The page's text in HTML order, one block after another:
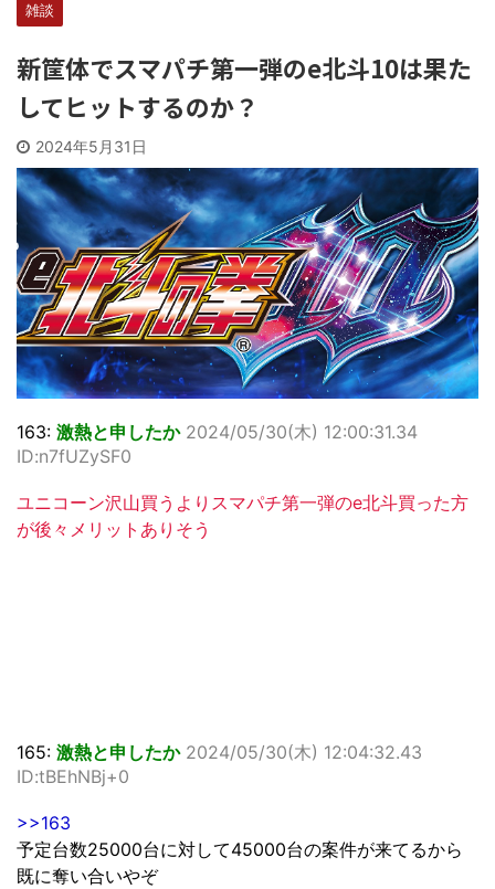
雑談
新筐体でスマパチ第一弾のe北斗10は果た
してヒットするのか？
2024年5月31日
163: 激熱と申したか 2024/05/30(木) 12:00:31.34
ID:n7fUZySF0
ユニコーン沢山買うよりスマパチ第一弾のe北斗買った方
が後々メリットありそう
165: 激熱と申したか 2024/05/30(木) 12:04:32.43
ID:tBEhNBj+0
>>163
予定台数25000台に対して45000台の案件が来てるから
既に奪い合いやぞ